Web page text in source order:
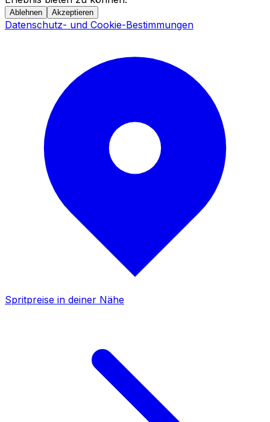
Ablehnen Akzeptieren
Datenschutz- und Cookie-Bestimmungen
Spritpreise in deiner Nähe